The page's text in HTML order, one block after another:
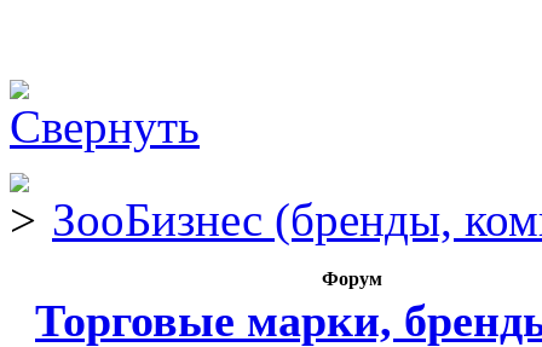
ЗооБизнес (бренды,
Форум
Торговые марки,